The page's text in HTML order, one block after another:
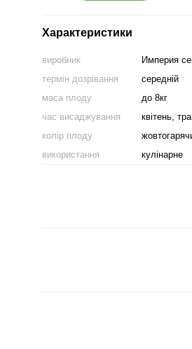
Характеристики
виробник
Империя
термін дозрівання
середній
маса плоду
до 8кг
час висаджування
квітень,
колір плоду
використання
кулінарне